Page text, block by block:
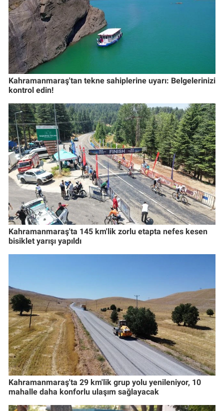
Kahramanmaraş'tan tekne sahiplerine uyarı: Belgelerinizi
kontrol edin!
Kahramanmaraş'ta 145 km'lik zorlu etapta nefes kesen
bisiklet yarışı yapıldı
Kahramanmaraş'ta 29 km'lik grup yolu yenileniyor, 10
mahalle daha konforlu ulaşım sağlayacak